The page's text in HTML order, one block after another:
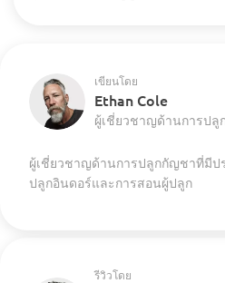
เขียนโดย
Ethan Cole
ผู้เชี่ยวชาญด้านการป
ผู้เชี่ยวชาญด้านการปลูกกัญชาที่มีป
ปลูกอินดอร์และการสอนผู้ปลูก
รีวิวโดย